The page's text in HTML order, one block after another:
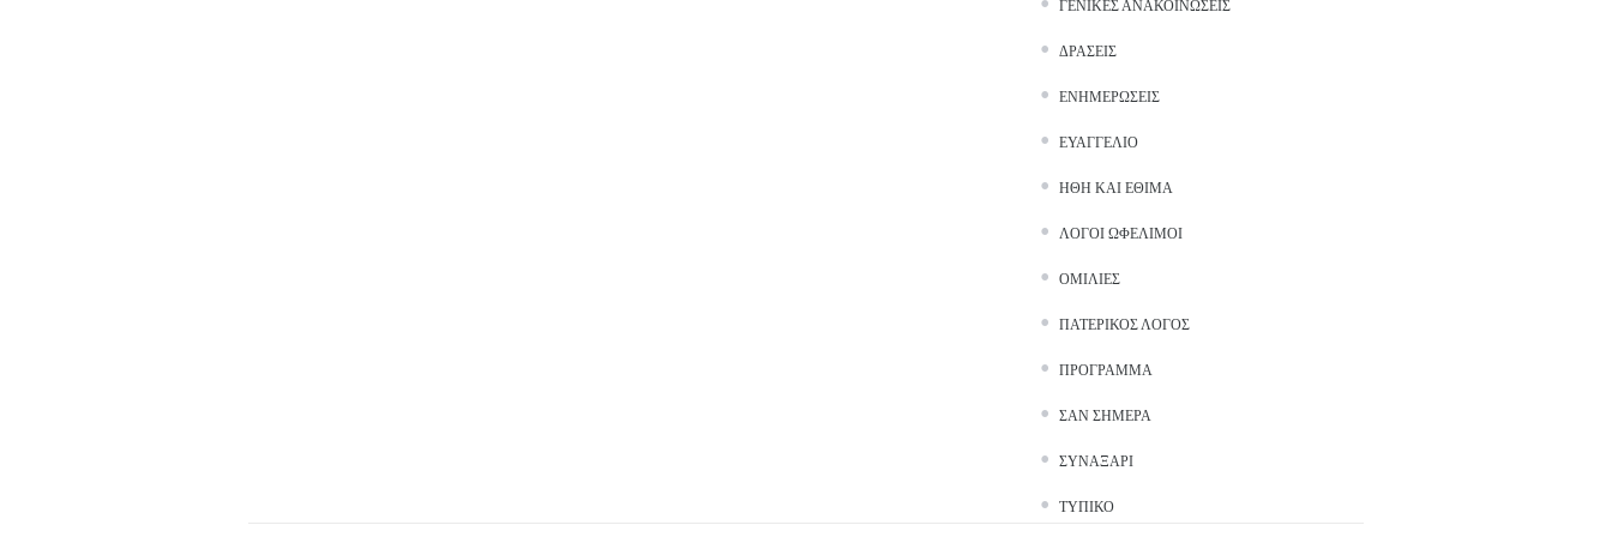
ΓΕΝΙΚΈΣ ΑΝΑΚΟΙΝΏΣΕΙΣ
ΔΡΆΣΕΙΣ
ΕΝΗΜΕΡΏΣΕΙΣ
ΕΥΑΓΓΈΛΙΟ
ΉΘΗ ΚΑΙ ΈΘΙΜΑ
ΛΌΓΟΙ ΩΦΈΛΙΜΟΙ
ΟΜΙΛΊΕΣ
ΠΑΤΕΡΙΚΌΣ ΛΌΓΟΣ
ΠΡΌΓΡΑΜΜΑ
ΣΑΝ ΣΉΜΕΡΑ
ΣΥΝΑΞΆΡΙ
ΤΥΠΙΚΌ